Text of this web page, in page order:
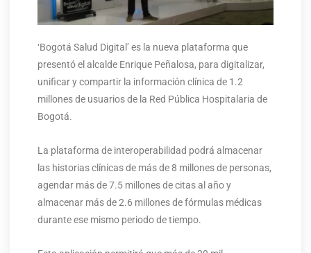
‘Bogotá Salud Digital’ es la nueva plataforma que
presentó el alcalde Enrique Peñalosa, para digitalizar,
unificar y compartir la información clínica de 1.2
millones de usuarios de la Red Pública Hospitalaria de
Bogotá.
La plataforma de interoperabilidad podrá almacenar
las historias clínicas de más de 8 millones de personas,
agendar más de 7.5 millones de citas al año y
almacenar más de 2.6 millones de fórmulas médicas
durante ese mismo periodo de tiempo.